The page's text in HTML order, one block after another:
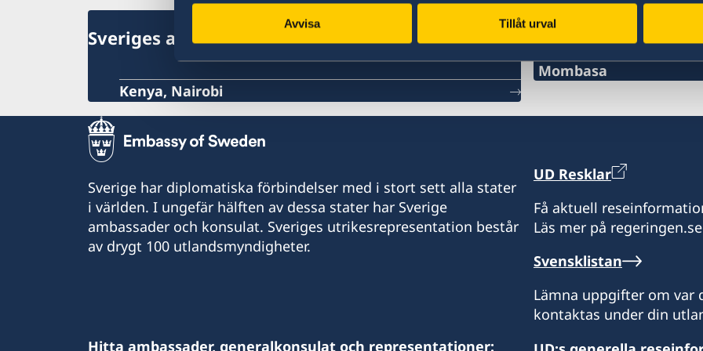
Avvisa Tillåt urval
Sveriges ambassad
Kenya, Nairobi
Svenska konsulat
Mombasa
1st Floor Oriental
Nkrumah Road
Mombasa
Kenya
+254 41 2226518
Sverige har diplomatiska förbindelser med i stort sett alla stater
i världen. I ungefär hälften av dessa stater har Sverige
ambassader och konsulat. Sveriges utrikesrepresentation består
av drygt 100 utlandsmyndigheter.
Hitta ambassader, generalkonsulat och representationer:
UD Resklar
Få aktuell
Läs mer på
Svensklistan
Lämna uppgifter om var
kontaktas under din